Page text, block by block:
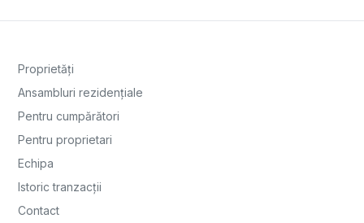
Proprietăți
Ansambluri rezidențiale
Pentru cumpărători
Pentru proprietari
Echipa
Istoric tranzacții
Contact